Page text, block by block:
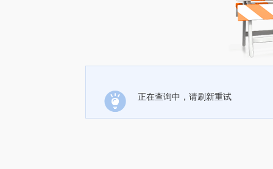
正在查询中，请刷新重试